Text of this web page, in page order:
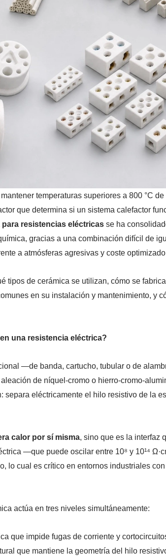
temperaturas superiores a 800 °C
que determina si un sistema calefactor
resistencias eléctricas se ha
gracias a una combinación difícil de
a atmósferas agresivas y coste
tipos de cerámica se utilizan, cómo se
en su instalación y mantenimiento, y
una resistencia eléctrica?
—de banda, cartucho, tubular o de
de níquel-cromo o hierro-cromo-
separa eléctricamente el hilo resistivo de la
calor por sí misma, sino que es la interfaz
—que puede oscilar entre 10⁸ y 10¹⁴
lo cual es crítico en entornos industriales
actúa en tres niveles simultáneamente:
que impide fugas de corriente y
que mantiene la geometría del hilo